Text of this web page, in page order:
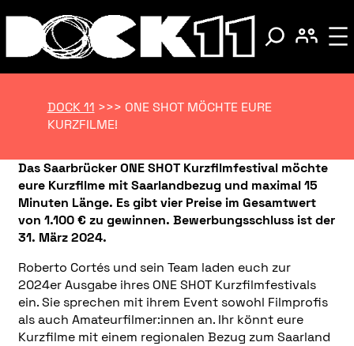
DOCK 11 >>> ONE SHOT MÖCHTE EURE
KURZFILME!
Das Saarbrücker ONE SHOT Kurzfilmfestival möchte
eure Kurzfilme mit Saarlandbezug und maximal 15
Minuten Länge. Es gibt vier Preise im Gesamtwert
von 1.100 € zu gewinnen. Bewerbungsschluss ist der
31. März 2024.
Roberto Cortés und sein Team laden euch zur
2024er Ausgabe ihres ONE SHOT Kurzfilmfestivals
ein. Sie sprechen mit ihrem Event sowohl Filmprofis
als auch Amateurfilmer:innen an. Ihr könnt eure
Kurzfilme mit einem regionalen Bezug zum Saarland